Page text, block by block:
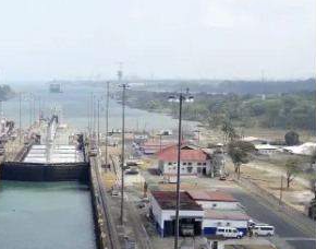
Video, Japón: Terremoto
deja heridos y graves
daños en Kumamoto